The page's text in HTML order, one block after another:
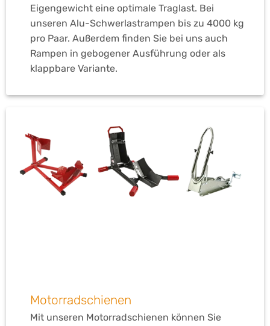
Eigengewicht eine optimale Traglast. Bei
unseren Alu-Schwerlastrampen bis zu 4000 kg
pro Paar. Außerdem finden Sie bei uns auch
Rampen in gebogener Ausführung oder als
klappbare Variante.
Motorradschienen
Mit unseren Motorradschienen können Sie